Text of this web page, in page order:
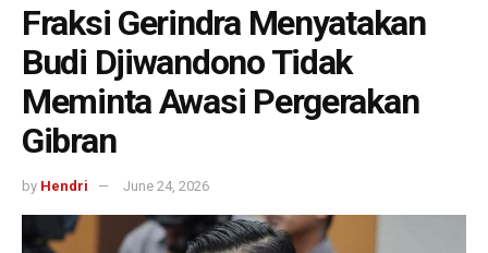
Fraksi Gerindra Menyatakan
Budi Djiwandono Tidak
Meminta Awasi Pergerakan
Gibran
by Hendri June 24, 2026